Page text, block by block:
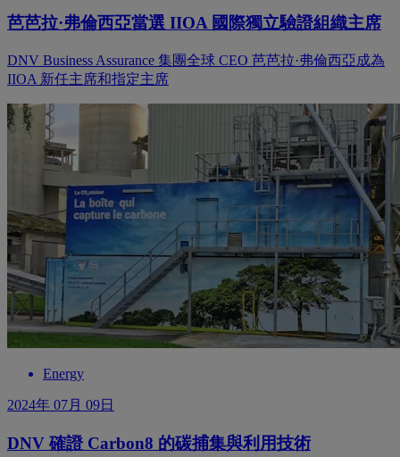
芭芭拉·弗倫西亞當選 IIOA 國際獨立驗證組織主席
DNV Business Assurance 集團全球 CEO 芭芭拉·弗倫西亞成為
IIOA 新任主席和指定主席
Energy
2024年 07月 09日
DNV 確證 Carbon8 的碳捕集與利用技術